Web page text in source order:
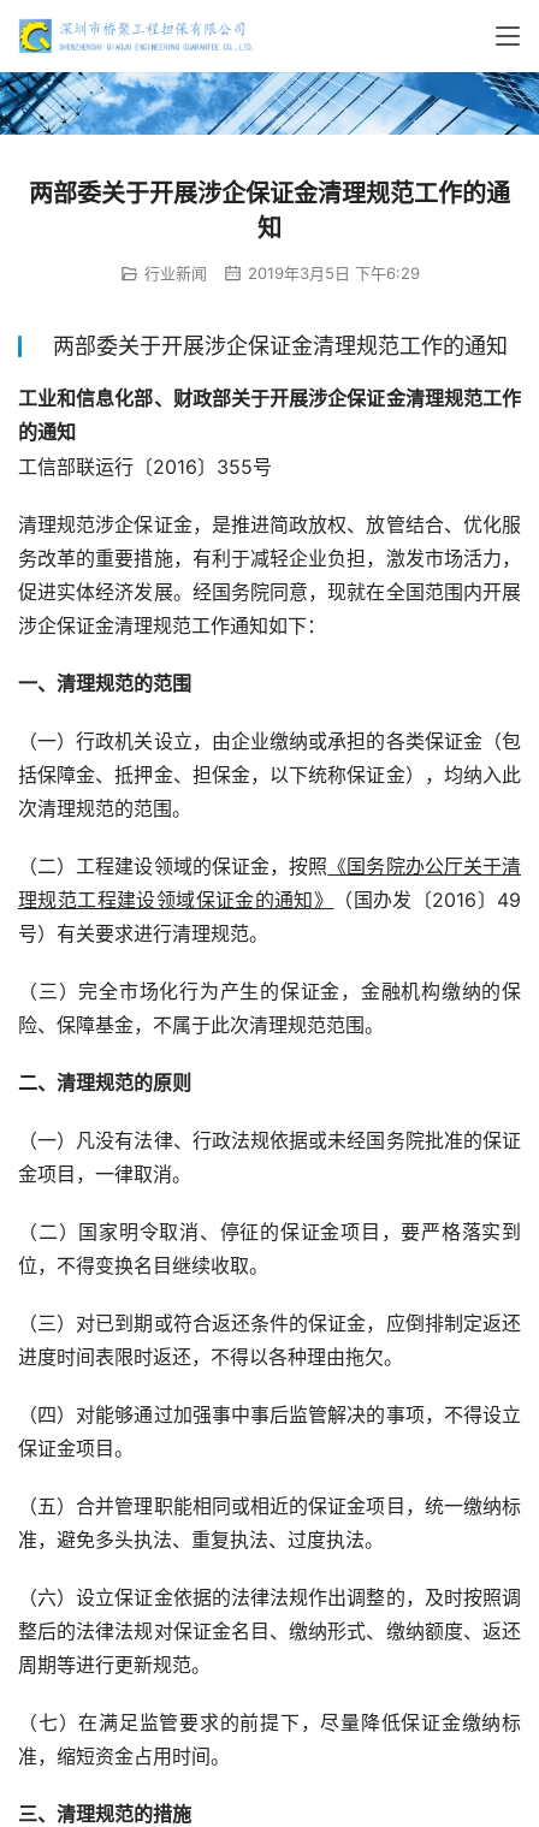
两部委关于开展涉企保证金清理规范工作的通
知
行业新闻 2019年3月5日 下午6:29
两部委关于开展涉企保证金清理规范工作的通知
工业和信息化部、财政部关于开展涉企保证金清理规范工作
的通知
工信部联运行〔2016〕 355号
清理规范涉企保证金，是推进简政放权、放管结合、优化服
务改革的重要措施，有利于减轻企业负担，激发市场活力，
促进实体经济发展。经国务院同意，现就在全国范围内开展
涉企保证金清理规范工作通知如下：
一、清理规范的范围
（一）行政机关设立，由企业缴纳或承担的各类保证金（包
括保障金、抵押金、担保金，以下统称保证金），均纳入此
次清理规范的范围。
（二）工程建设领域的保证金，按照 《国务院办公厅关于清
理规范工程建设领域保证金的通知》
（国办发〔2016〕 49
号）有关要求进行清理规范。
（三）完全市场化行为产生的保证金，金融机构缴纳的保
险、保障基金，不属于此次清理规范范围。
二、清理规范的原则
（一）凡没有法律、行政法规依据或未经国务院批准的保证
金项目，一律取消。
（二）国家明令取消、停征的保证金项目，要严格落实到
位，不得变换名目继续收取。
（三）对已到期或符合返还条件的保证金，应倒排制定返还
进度时间表限时返还，不得以各种理由拖欠。
（四）对能够通过加强事中事后监管解决的事项，不得设立
保证金项目。
（五）合并管理职能相同或相近的保证金项目，统一缴纳标
准，避免多头执法、重复执法、过度执法。
（六）设立保证金依据的法律法规作出调整的，及时按照调
整后的法律法规对保证金名目、缴纳形式、缴纳额度、返还
周期等进行更新规范。
（七）在满足监管要求的前提下，尽量降低保证金缴纳标
准，缩短资金占用时间。
三、清理规范的措施